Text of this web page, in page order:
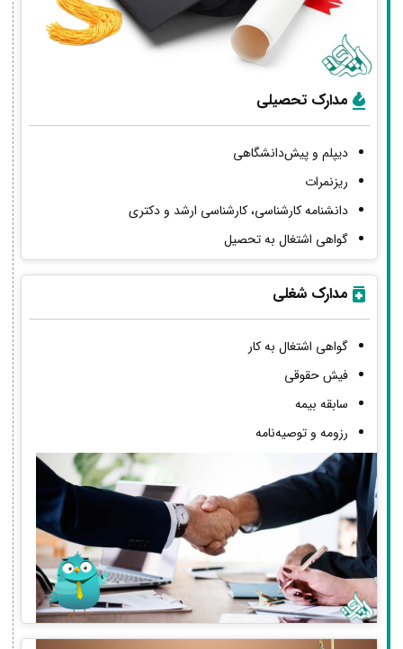
مدارک تحصیلی
دیپلم و پیش‌دانشگاهی
ریزنمرات
دانشنامه کارشناسی، کارشناسی ارشد و دکتری
گواهی اشتغال به تحصیل
مدارک شغلی
گواهی اشتغال به کار
فیش حقوقی
سابقه بیمه
رزومه و توصیه‌نامه